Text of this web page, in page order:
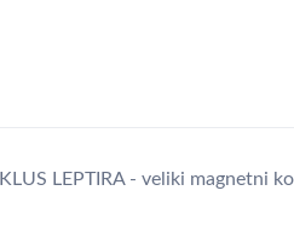
LEPTIRA - veliki magnetni